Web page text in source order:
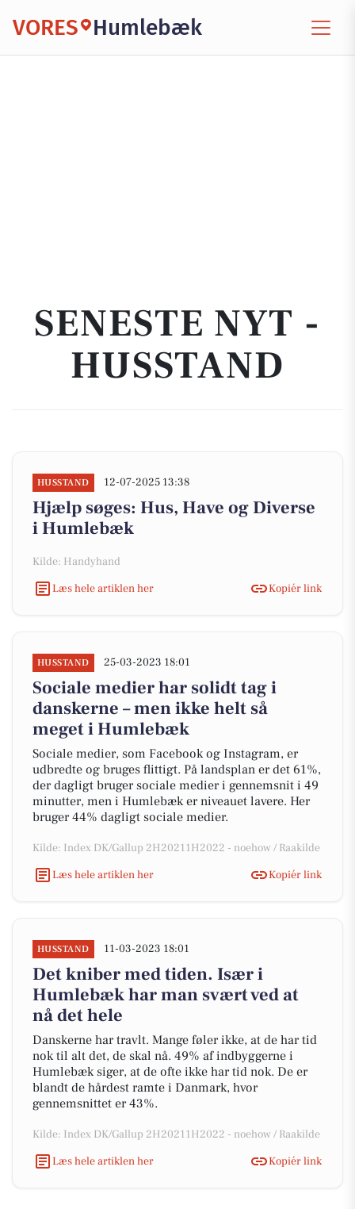
VORES Humlebæk
SENESTE NYT -
HUSSTAND
HUSSTAND 12-07-2025 13:38
Hjælp søges: Hus, Have og Diverse
i Humlebæk
Kilde: Handyhand
Læs hele artiklen her
Kopiér link
HUSSTAND 25-03-2023 18:01
Sociale medier har solidt tag i
danskerne – men ikke helt så
meget i Humlebæk
Sociale medier, som Facebook og Instagram, er
udbredte og bruges flittigt. På landsplan er det 61%,
der dagligt bruger sociale medier i gennemsnit i 49
minutter, men i Humlebæk er niveauet lavere. Her
bruger 44% dagligt sociale medier.
Kilde: Index DK/Gallup 2H20211H2022 - noehow / Raakilde
Læs hele artiklen her
Kopiér link
HUSSTAND 11-03-2023 18:01
Det kniber med tiden. Især i
Humlebæk har man svært ved at
nå det hele
Danskerne har travlt. Mange føler ikke, at de har tid
nok til alt det, de skal nå. 49% af indbyggerne i
Humlebæk siger, at de ofte ikke har tid nok. De er
blandt de hårdest ramte i Danmark, hvor
gennemsnittet er 43%.
Kilde: Index DK/Gallup 2H20211H2022 - noehow / Raakilde
Læs hele artiklen her
Kopiér link